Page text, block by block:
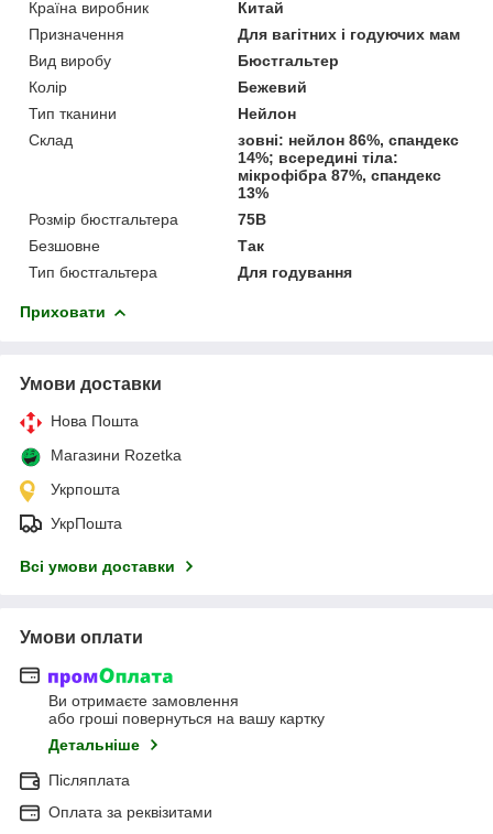
Країна виробник
Китай
Призначення
Для вагітних і годуючих мам
Вид виробу
Бюстгальтер
Колір
Бежевий
Тип тканини
Нейлон
Склад
зовні: нейлон 86%, спандекс
14%; всередині тіла:
мікрофібра 87%, спандекс
13%
Розмір бюстгальтера
75B
Безшовне
Так
Тип бюстгальтера
Для годування
Приховати
Умови доставки
Нова Пошта
Магазини Rozetka
Укрпошта
УкрПошта
Всі умови доставки
Умови оплати
Ви отримаєте замовлення
або гроші повернуться на вашу картку
Детальніше
Післяплата
Оплата за реквізитами